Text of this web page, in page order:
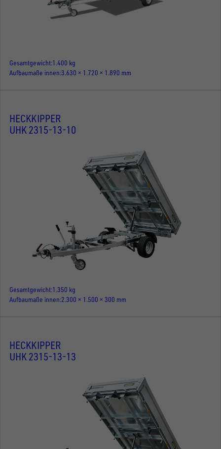
Gesamtgewicht 1.400 kg
Aufbaumaße innen 3.630 × 1.720 × 1.890 mm
HECKKIPPER
UHK 2315-13-10
Gesamtgewicht 1.350 kg
Aufbaumaße innen 2.300 × 1.500 × 300 mm
HECKKIPPER
UHK 2315-13-13